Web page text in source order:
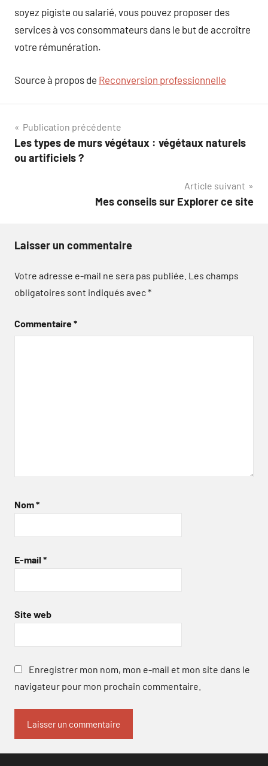
soyez pigiste ou salarié, vous pouvez proposer des
services à vos consommateurs dans le but de accroître
votre rémunération.
Source à propos de Reconversion professionnelle
Navigation
de
Publication précédente
Les types de murs végétaux : végétaux naturels
ou artificiels ?
Article suivant
Mes conseils sur Explorer ce site
Laisser un commentaire
Votre adresse e-mail ne sera pas publiée. Les champs
obligatoires sont indiqués avec*
Commentaire*
Nom*
E-mail *
Site web
Enregistrer mon nom, mon e-mail et mon site dans le
navigateur pour mon prochain commentaire.